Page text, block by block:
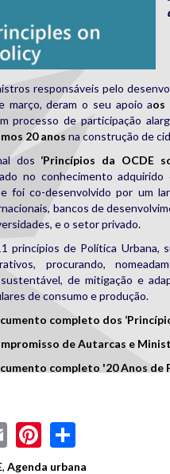
responsáveis pelo
março, deram o seu apoio aos
processo de participação
20 anos na construção de
dos ‘Princípios da OCDE
no conhecimento
foi co-desenvolvido por um
bancos de
e o setor privado.
princípios de Política Urbana,
procurando,
de mitigação e
de consumo e produção.
completo dos
de Autarcas e
completo '20 Anos de
EmailPinterest
, Agenda urbana